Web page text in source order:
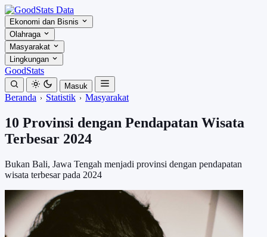
Ekonomi dan Bisnis
Olahraga
Masyarakat
Lingkungan
GoodStats
Masuk
Beranda Statistik Masyarakat
10 Provinsi dengan Pendapatan Wisata
Terbesar 2024
Bukan Bali, Jawa Tengah menjadi provinsi dengan pendapatan
wisata terbesar pada 2024